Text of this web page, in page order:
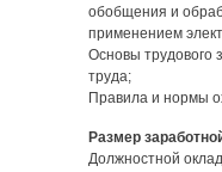
обобщения и
применением
Основы трудового
труда;
Правила и нормы
Размер
Должностной